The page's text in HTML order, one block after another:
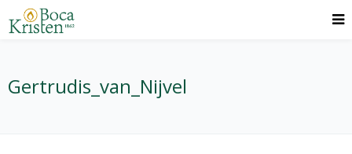
Gertrudis_van_Nijvel